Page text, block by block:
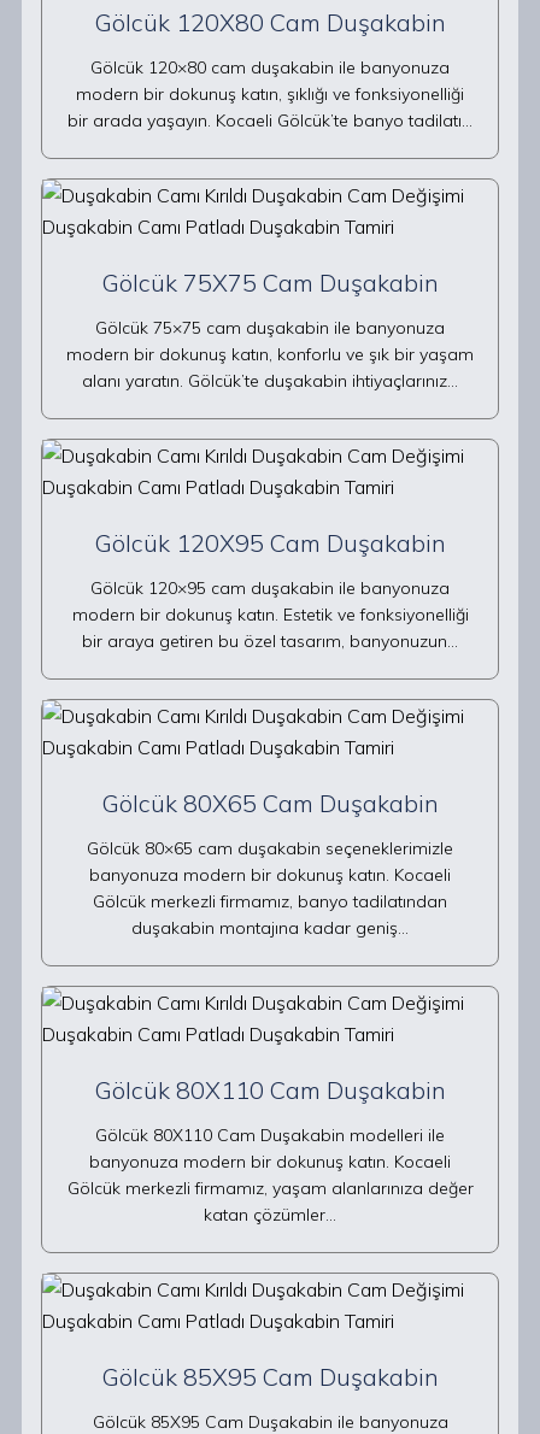
Gölcük 120X80 Cam Duşakabin
Gölcük 120×80 cam duşakabin ile banyonuza
modern bir dokunuş katın, şıklığı ve fonksiyonelliği
bir arada yaşayın. Kocaeli Gölcük’te banyo tadilatı…
Gölcük 75X75 Cam Duşakabin
Gölcük 75×75 cam duşakabin ile banyonuza
modern bir dokunuş katın, konforlu ve şık bir yaşam
alanı yaratın. Gölcük’te duşakabin ihtiyaçlarınız…
Gölcük 120X95 Cam Duşakabin
Gölcük 120×95 cam duşakabin ile banyonuza
modern bir dokunuş katın. Estetik ve fonksiyonelliği
bir araya getiren bu özel tasarım, banyonuzun…
Gölcük 80X65 Cam Duşakabin
Gölcük 80×65 cam duşakabin seçeneklerimizle
banyonuza modern bir dokunuş katın. Kocaeli
Gölcük merkezli firmamız, banyo tadilatından
duşakabin montajına kadar geniş…
Gölcük 80X110 Cam Duşakabin
Gölcük 80X110 Cam Duşakabin modelleri ile
banyonuza modern bir dokunuş katın. Kocaeli
Gölcük merkezli firmamız, yaşam alanlarınıza değer
katan çözümler…
Gölcük 85X95 Cam Duşakabin
Gölcük 85X95 Cam Duşakabin ile banyonuza